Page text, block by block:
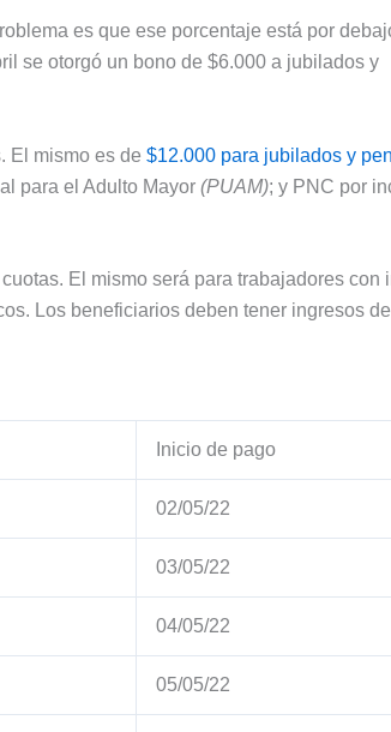
es que ese porcentaje está por
se otorgó un bono de $6.000 a jubilados y
El mismo es de $12.000 para jubilados y
para el Adulto Mayor (PUAM); y PNC por
El mismo será para trabajadores con
Los beneficiarios deben tener ingresos
Inicio de pago
02/05/22
03/05/22
04/05/22
05/05/22